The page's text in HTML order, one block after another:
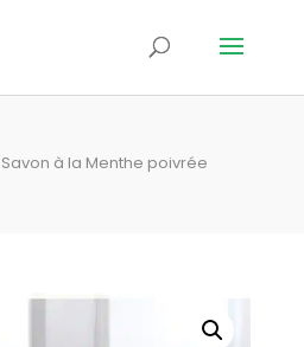
à la Menthe poivrée